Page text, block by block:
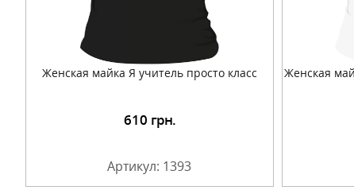
Женская майка Я учитель просто класс
610 грн.
Артикул: 1393
Женская
Подробнее